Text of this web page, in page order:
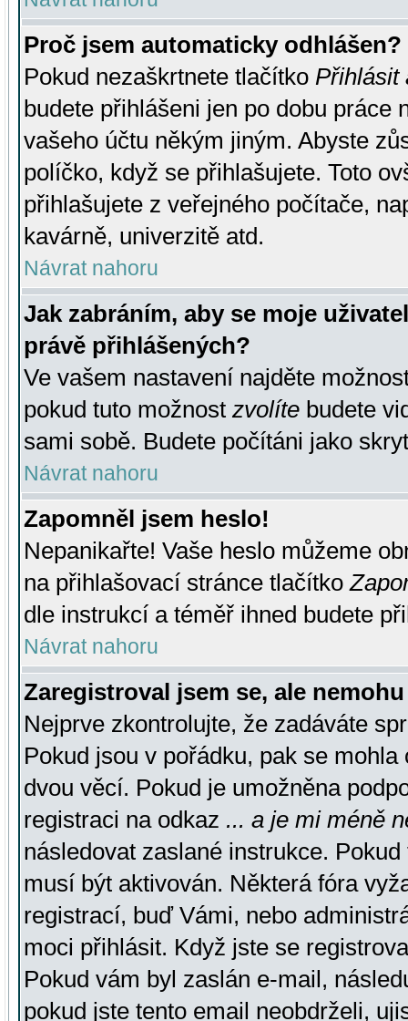
Proč jsem automaticky odhlášen?
Pokud nezaškrtnete tlačítko Přihlásit
budete přihlášeni jen po dobu práce
vašeho účtu někým jiným. Abyste
políčko, když se přihlašujete. Toto
přihlašujete z veřejného počítače,
kavárně, univerzitě atd.
Návrat nahoru
Jak zabráním, aby se moje
právě přihlášených?
Ve vašem nastavení najděte
pokud tuto možnost zvolíte budete
sami sobě. Budete počítáni jako
Návrat nahoru
Zapomněl jsem heslo!
Nepanikařte! Vaše heslo můžeme
na přihlašovací stránce tlačítko
dle instrukcí a téměř ihned budete
Návrat nahoru
Zaregistroval jsem se, ale
Nejprve zkontrolujte, že zadáváte
Pokud jsou v pořádku, pak se
dvou věcí. Pokud je umožněna
registraci na odkaz ... a je mi méně
následovat zaslané instrukce.
musí být aktivován. Některá fóra
registrací, buď Vámi, nebo
moci přihlásit. Když jste se
Pokud vám byl zaslán e-mail,
pokud jste tento email neobdrželi,